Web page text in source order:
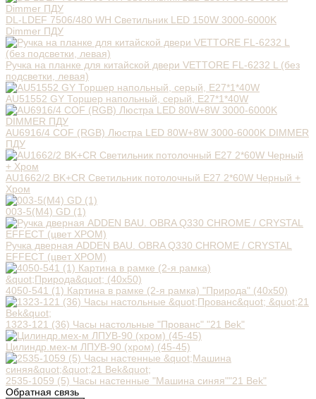
DL-LDEF 7506/480 WH Светильник LED 150W 3000-6000K
Dimmer ПДУ
Ручка на планке для китайской двери VЕTTORE FL-6232 L (без
подсветки, левая)
AU51552 GY Торшер напольный, серый, Е27*1*40W
AU6916/4 COF (RGB) Люстра LED 80W+8W 3000-6000K DIMMER
ПДУ
AU1662/2 BK+CR Светильник потолочный E27 2*60W Черный +
Хром
003-5(M4) GD (1)
Ручка дверная ADDEN BAU. OBRA Q330 CHROME / CRYSTAL
EFFECT (цвет ХРОМ)
4050-541 (1) Картина в рамке (2-я рамка) "Природа" (40х50)
1323-121 (36) Часы настольные "Прованс" "21 Bek"
Цилиндр.мех-м ЛПУВ-90 (хром) (45-45)
2535-1059 (5) Часы настенные "Машина синяя""21 Bek"
Обратная связь